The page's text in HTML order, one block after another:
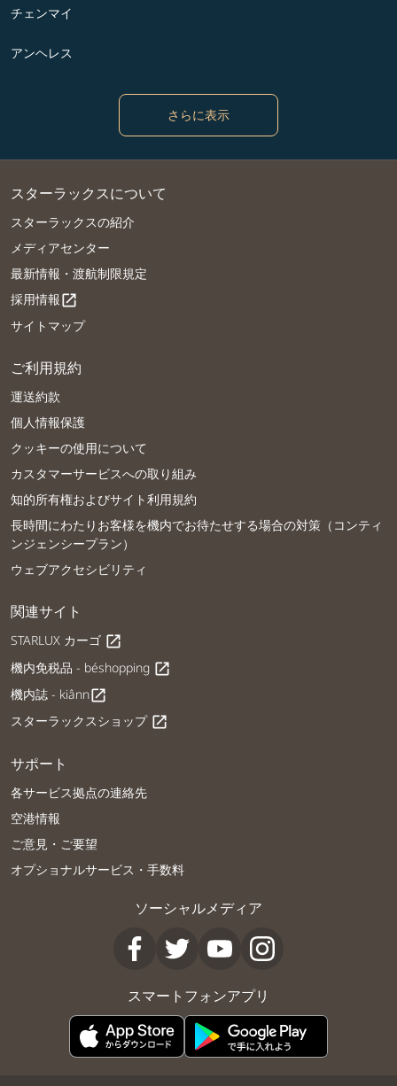
チェンマイ
アンヘレス
さらに表示
スターラックスについて
スターラックスの紹介
メディアセンター
最新情報・渡航制限規定
採用情報open_in_new
サイトマップ
ご利用規約
運送約款
個人情報保護
クッキーの使用について
カスタマーサービスへの取り組み
知的所有権およびサイト利用規約
長時間にわたりお客様を機内でお待たせする場合の対策（コンティ
ンジェンシープラン）
ウェブアクセシビリティ
関連サイト
STARLUX カーゴ open_in_new
機内免税品 - béshopping open_in_new
機内誌 - kiânnopen_in_new
スターラックスショップ open_in_new
サポート
各サービス拠点の連絡先
空港情報
ご意見・ご要望
オプショナルサービス・手数料
ソーシャルメディア
スマートフォンアプリ